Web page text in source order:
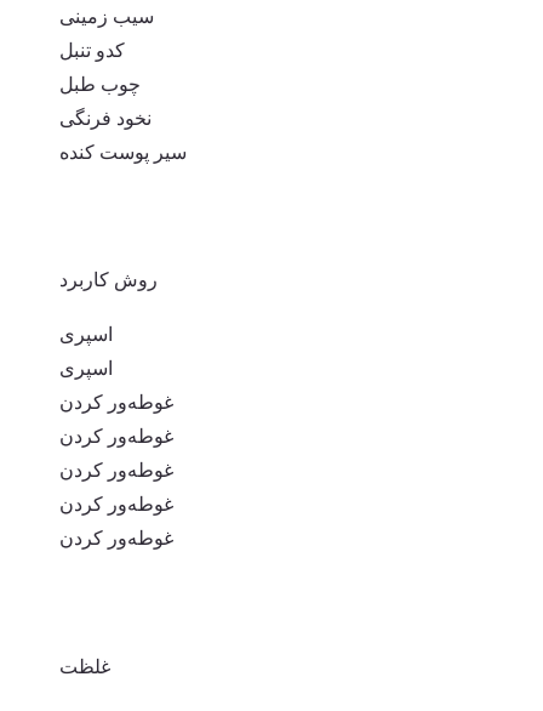
سیب زمینی
کدو تنبل
چوب طبل
نخود فرنگی
سیر پوست کنده
روش کاربرد
اسپری
اسپری
غوطه‌ور کردن
غوطه‌ور کردن
غوطه‌ور کردن
غوطه‌ور کردن
غوطه‌ور کردن
غلظت